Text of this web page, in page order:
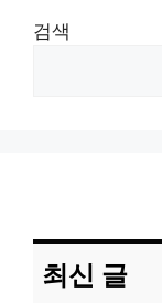
검색
최신 글